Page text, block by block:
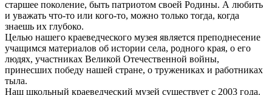
старшее поколение, быть патриотом своей Родины. А любить
и уважать что-то или кого-то, можно только тогда, когда
знаешь их глубоко.
Целью нашего краеведческого музея является преподнесение
учащимся материалов об истории села, родного края, о его
людях, участниках Великой Отечественной войны,
принесших победу нашей стране, о тружениках и работниках
тыла.
Наш школьный краеведческий музей существует с 2003 года.